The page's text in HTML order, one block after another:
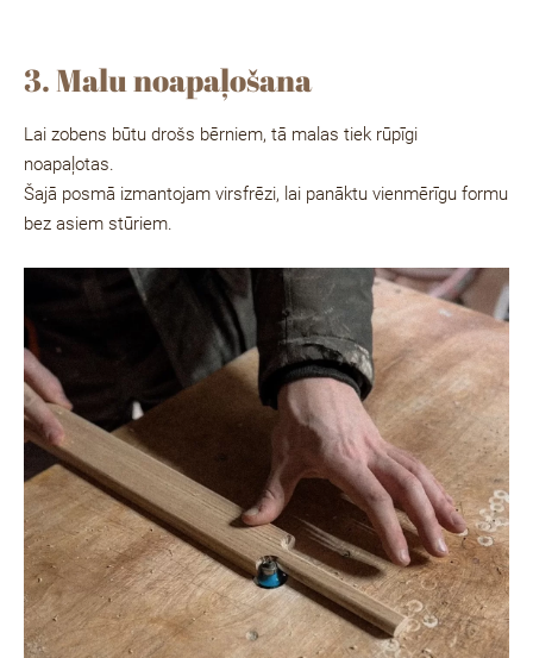
3. Malu noapaļošana
Lai zobens būtu drošs bērniem, tā malas tiek rūpīgi
noapaļotas.
Šajā posmā izmantojam virsfrēzi, lai panāktu vienmērīgu formu
bez asiem stūriem.